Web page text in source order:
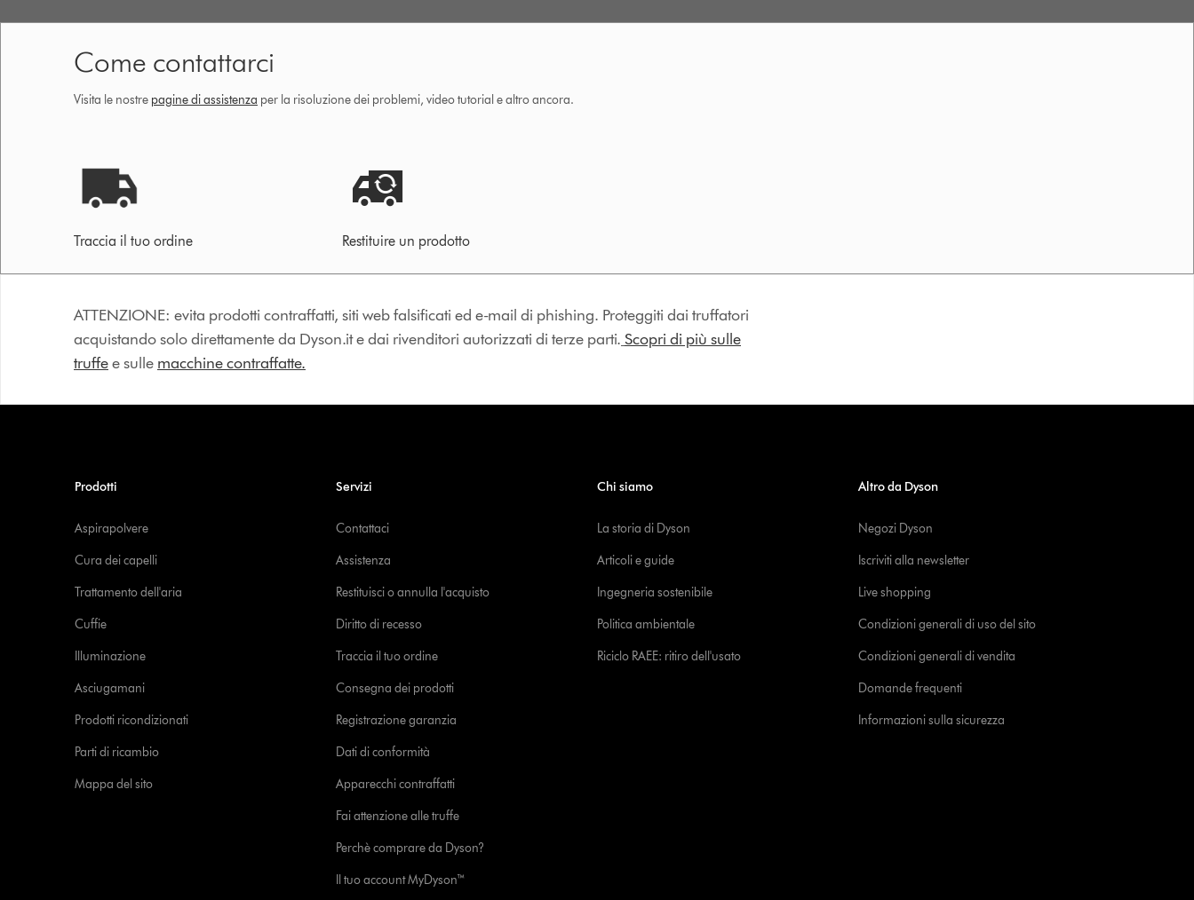
Come contattarci
Visita le nostre pagine di assistenza per la risoluzione dei problemi, video tutorial e altro ancora.
Traccia il tuo ordine Restituire un prodotto
ATTENZIONE: evita prodotti contraffatti, siti web falsificati ed e-mail di phishing. Proteggiti dai truffatori
acquistando solo direttamente da Dyson.it e dai rivenditori autorizzati di terze parti. Scopri di più sulle
truffee sulle macchine contraffatte.
Prodotti
Aspirapolvere
Cura dei capelli
Trattamento dell'aria
Cuffie
Illuminazione
Asciugamani
Prodotti ricondizionati
Parti di ricambio
Mappa del sito
Servizi
Contattaci
Assistenza
Restituisci o annulla l'acquisto
Diritto di recesso
Traccia il tuo ordine
Consegna dei prodotti
Registrazione garanzia
Dati di conformità
Apparecchi contraffatti
Fai attenzione alle truffe
Perchè comprare da Dyson?
Il tuo account MyDyson™
Chi siamo
La storia di Dyson
Articoli e guide
Ingegneria sostenibile
Politica ambientale
Riciclo RAEE: ritiro dell'usato
Altro da Dyson
Negozi Dyson
Iscriviti alla newsletter
Live shopping
Condizioni generali di uso del sito
Condizioni generali di vendita
Domande frequenti
Informazioni sulla sicurezza